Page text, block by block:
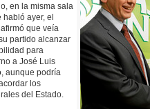
en la misma sala
ayer, el
que veía
partido alcanzar
para
a José Luis
aunque podría
los
del Estado.